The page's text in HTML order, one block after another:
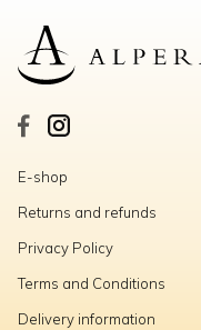
E-shop
Returns and refunds
Privacy Policy
Terms and Conditions
Delivery information